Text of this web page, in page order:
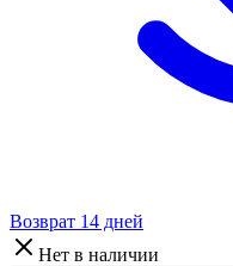
Возврат 14 дней
Нет в наличии